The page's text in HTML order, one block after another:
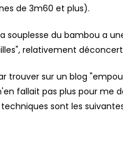
de 3m60 et plus).
souplesse du bambou a
relativement
trouver sur un blog
fallait pas plus pour me
sont les